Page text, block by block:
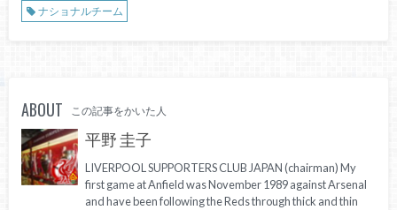
ナショナルチーム
ABOUT この記事をかいた人
平野 圭子
LIVERPOOL SUPPORTERS CLUB JAPAN (chairman) My
first game at Anfield was November 1989 against Arsenal
and have been following the Reds through thick and thin